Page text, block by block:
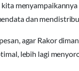
dan
agar Rakor
lebih lagi